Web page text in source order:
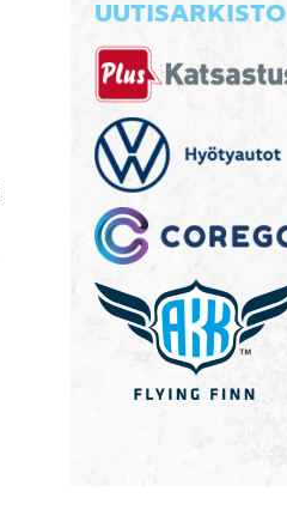
UUTISARKISTO